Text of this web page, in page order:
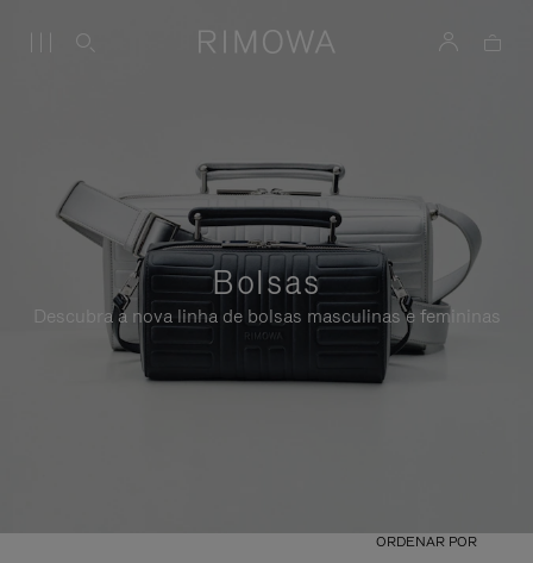
Bolsas
Descubra a nova linha de bolsas masculinas e femininas
ORDENAR POR